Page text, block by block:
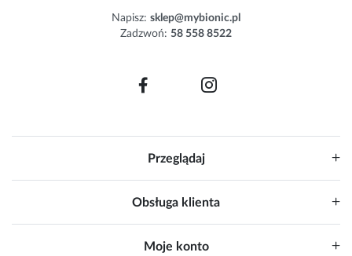
Napisz: sklep@mybionic.pl
Zadzwoń: 58 558 8522
Przeglądaj
Obsługa klienta
Moje konto